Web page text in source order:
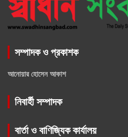
সম্পাদক ও প্রকাশক
আনোয়ার হোসেন আকাশ
নিবার্হী সম্পাদক
বার্তা ও বাণিজ্যিক কার্যালয়